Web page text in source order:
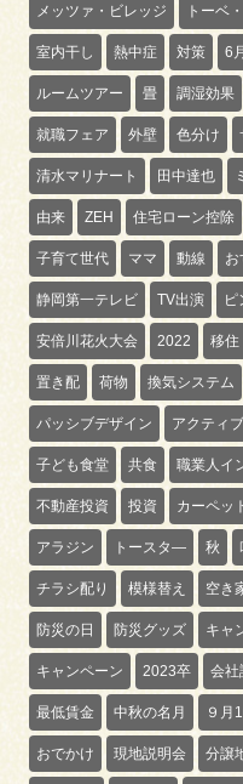
メッツァ・ビレッジ トーベ
室内干し 熱中症 対策 6
ルームツアー 畳 調湿効果
就職フェア 外壁 色分け
清水マリナート 田中達也
由来 ZEH 住宅ローン控除
子育て世代 ママ 動線 お
静岡第一テレビ TV出演
安倍川花火大会 2022 移住
置き配 荷物 換気システム
パッシブデザイン アクティ
子ども食堂 共食 職業人イ
不動産投資 投資 カーペッ
アラジン トースタ― 秋
チラシ配り 模様替え 空き
防災の日 防災グッズ キャ
キャンペーン 2023卒 会社
最低賃金 中秋の名月 ９月
おでかけ 現地説明会 分譲